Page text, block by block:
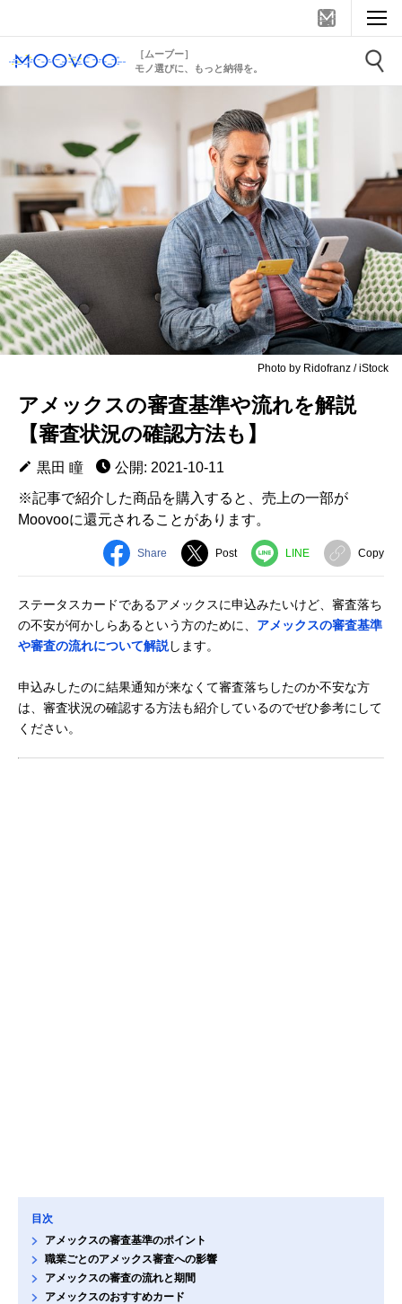
［ムーブー］
モノ選びに、もっと納得を。
Photo by Ridofranz / iStock
アメックスの審査基準や流れを解説
【審査状況の確認方法も】
黒田 瞳
公開: 2021-10-11
※記事で紹介した商品を購入すると、売上の一部が
Moovooに還元されることがあります。
Share Post LINE Copy
ステータスカードであるアメックスに申込みたいけど、審査落ち
の不安が何かしらあるという方のために、 アメックスの審査基準
や審査の流れについて解説します。
申込みしたのに結果通知が来なくて審査落ちしたのか不安な方
は、審査状況の確認する方法も紹介しているのでぜひ参考にして
ください。
目次
アメックスの審査基準のポイント
職業ごとのアメックス審査への影響
アメックスの審査の流れと期間
アメックスのおすすめカード